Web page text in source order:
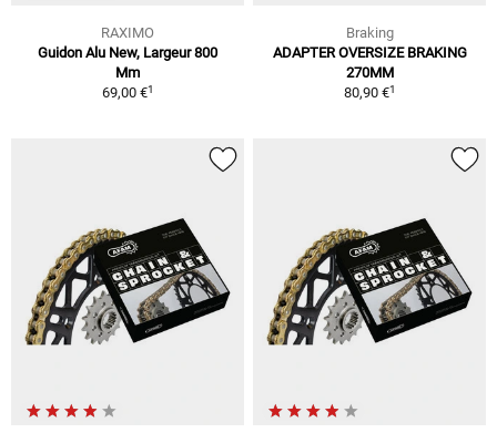
RAXIMO
Guidon Alu New, Largeur 800
Mm
69,00 €1
Braking
ADAPTER OVERSIZE BRAKING
270MM
80,90 €1